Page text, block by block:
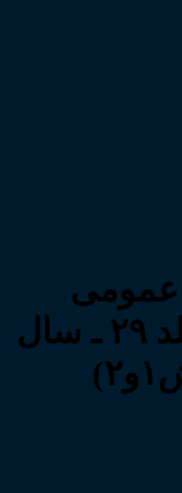
عمومی
دیوان عالی کشور (جلد ۲۹ ـ سال